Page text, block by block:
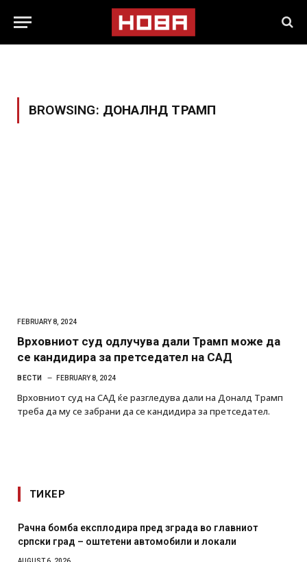
BROWSING: ДОНАЛНД ТРАМП
FEBRUARY 8, 2024
Врховниот суд одлучува дали Трамп може да
се кандидира за претседател на САД
ВЕСТИ FEBRUARY 8, 2024
Врховниот суд на САД ќе разгледува дали на Доналд Трамп
треба да му се забрани да се кандидира за претседател.
ТИКЕР
пред зграда во главниот
автомобили и локали
И Данска се
месечна воена